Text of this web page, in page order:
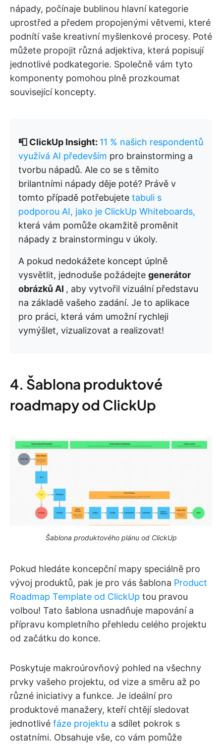
nápady, počínaje bublinou hlavní kategorie
uprostřed a předem propojenými větvemi, které
podnítí vaše kreativní myšlenkové procesy. Poté
můžete propojit různá adjektiva, která popisují
jednotlivé podkategorie. Společně vám tyto
komponenty pomohou plně prozkoumat
související koncepty.
📮 ClickUp Insight: 11 % našich respondentů
využívá AI především pro brainstorming a
tvorbu nápadů. Ale co se s těmito
brilantními nápady děje poté? Právě v
tomto případě potřebujete tabuli s
podporou AI, jako je ClickUp Whiteboards,
která vám pomůže okamžitě proměnit
nápady z brainstormingu v úkoly.
A pokud nedokážete koncept úplně
vysvětlit, jednoduše požádejte generátor
obrázků AI , aby vytvořil vizuální představu
na základě vašeho zadání. Je to aplikace
pro práci, která vám umožní rychleji
vymýšlet, vizualizovat a realizovat!
4. Šablona produktové
roadmapy od ClickUp
Šablona produktového plánu od ClickUp
Pokud hledáte koncepční mapy speciálně pro
vývoj produktů, pak je pro vás šablona Product
Roadmap Template od ClickUp tou pravou
volbou! Tato šablona usnadňuje mapování a
přípravu kompletního přehledu celého projektu
od začátku do konce.
Poskytuje makroúrovňový pohled na všechny
prvky vašeho projektu, od vize a směru až po
různé iniciativy a funkce. Je ideální pro
produktové manažery, kteří chtějí sledovat
jednotlivé fáze projektu a sdílet pokrok s
ostatními. Obsahuje vše, co vám pomůže